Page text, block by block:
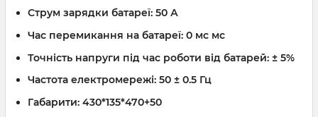
Струм зарядки батареї: 50 А
Час перемикання на батареї: 0 мс мс
Точність напруги під час роботи від батарей: ± 5%
Частота електромережі: 50 ± 0.5 Гц
Габарити: 430*135*470+50